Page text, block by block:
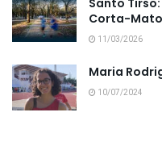
Santo
Corta-
11/03/2026
Maria
10/07/2024